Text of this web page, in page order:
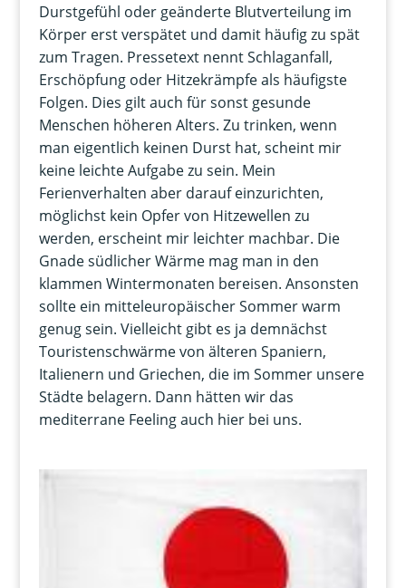
Durstgefühl oder geänderte Blutverteilung im
Körper erst verspätet und damit häufig zu spät
zum Tragen. Pressetext nennt Schlaganfall,
Erschöpfung oder Hitzekrämpfe als häufigste
Folgen. Dies gilt auch für sonst gesunde
Menschen höheren Alters. Zu trinken, wenn
man eigentlich keinen Durst hat, scheint mir
keine leichte Aufgabe zu sein. Mein
Ferienverhalten aber darauf einzurichten,
möglichst kein Opfer von Hitzewellen zu
werden, erscheint mir leichter machbar. Die
Gnade südlicher Wärme mag man in den
klammen Wintermonaten bereisen. Ansonsten
sollte ein mitteleuropäischer Sommer warm
genug sein. Vielleicht gibt es ja demnächst
Touristenschwärme von älteren Spaniern,
Italienern und Griechen, die im Sommer unsere
Städte belagern. Dann hätten wir das
mediterrane Feeling auch hier bei uns.